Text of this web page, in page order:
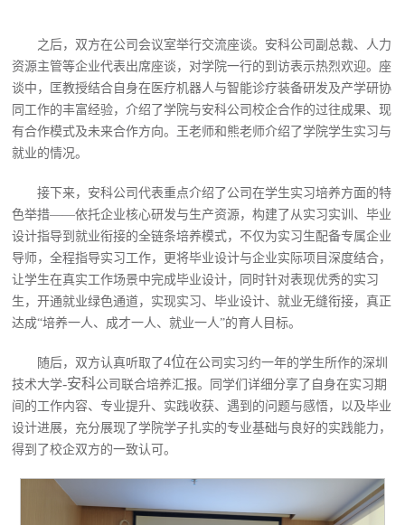
之后，双方在公司会议室举行交流座谈。安科公司副总裁、人力
资源主管等企业代表出席座谈，对学院一行的到访表示热烈欢迎。 座
谈中，匡教授结合自身在医疗机器人与智能诊疗装备研发及产学研协
同工作的丰富经验，介绍了学院与安科公司校企合作的过往成果、现
有合作模式及未来合作方向。
王老师和 熊老师介绍了学院学生实习与
就业的情况。
接下来，安科公司代表重点介绍了公司在学生实习培养方面的特
色举措——依托企业核心研发与生产资源，构建了从实习实训、毕业
设计指导到就业衔接的全链条培养模式，不仅为实习生配备专属企业
导师，全程指导实习工作，更将毕业设计与企业实际项目深度结合，
让学生在真实工作场景中完成毕业设计，同时针对表现优秀的实习
生，开通就业绿色通道，实现实习、毕业设计、就业无缝衔接，真正
达成“培养一人、成才一人、就业一人”的育人目标。
随后，双方认真听取了4位在公司实习约一年的学生所作的深圳
技术大学-安科公司联合培养汇报。同学们详细分享了自身在实习期
间的工作内容、专业提升、实践收获、遇到的问题与感悟，以及毕业
设计进展，充分展现了学院学子扎实的专业基础与良好的实践能力，
得到了校企双方的一致认可。